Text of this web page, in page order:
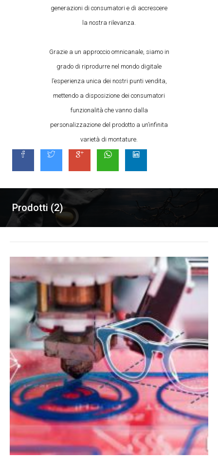
generazioni di consumatori e di accrescere
la nostra rilevanza.
Grazie a un approccio omnicanale, siamo in
grado di riprodurre nel mondo digitale
l’esperienza unica dei nostri punti vendita,
mettendo a disposizione dei consumatori
funzionalità che vanno dalla
personalizzazione del prodotto a un’infinita
varietà di montature.
Prodotti (2)